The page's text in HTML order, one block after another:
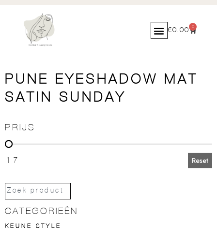
€0.00 0
PUNE EYESHADOW MAT
SATIN SUNDAY
PRIJS
PRIJS
17 Reset
CATEGORIEËN
KEUNE STYLE